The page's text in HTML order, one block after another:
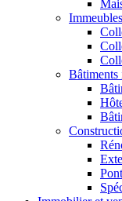
Bâtiments